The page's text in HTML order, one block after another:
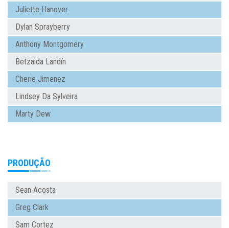
Juliette Hanover
Dylan Sprayberry
Anthony Montgomery
Betzaida Landín
Cherie Jimenez
Lindsey Da Sylveira
Marty Dew
PRODUÇÃO
Sean Acosta
Greg Clark
Sam Cortez